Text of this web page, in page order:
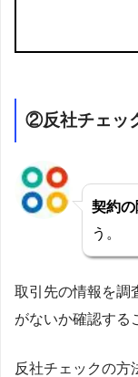
②反社チェッ
契約
う。
取引先の情報を調
がないか確認する
反社チェックの方